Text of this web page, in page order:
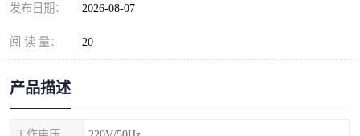
发布日期： 2026-08-07
阅 读 量： 20
产品描述